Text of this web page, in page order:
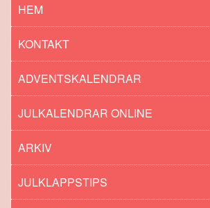
HEM
KONTAKT
ADVENTSKALENDRAR
JULKALENDRAR ONLINE
ARKIV
JULKLAPPSTIPS